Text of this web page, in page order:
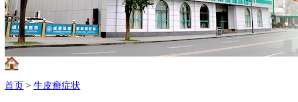
首页 > 牛皮癣症状